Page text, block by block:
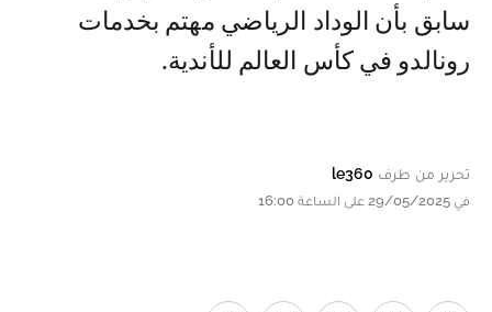
سابق بأن الوداد الرياضي مهتم بخدمات
رونالدو في كأس العالم للأندية.
تحرير من طرف le360
في 29/05/2025 على الساعة 16:00